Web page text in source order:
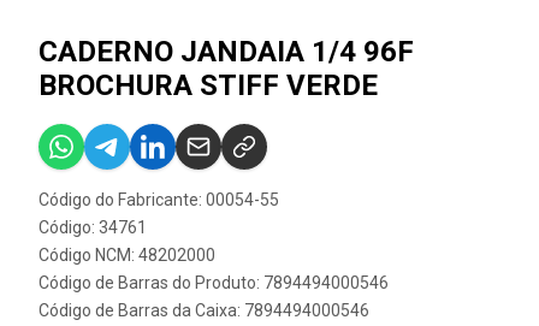
CADERNO JANDAIA 1/4 96F
BROCHURA STIFF VERDE
Código do Fabricante: 00054-55
Código: 34761
Código NCM: 48202000
Código de Barras do Produto: 7894494000546
Código de Barras da Caixa: 7894494000546